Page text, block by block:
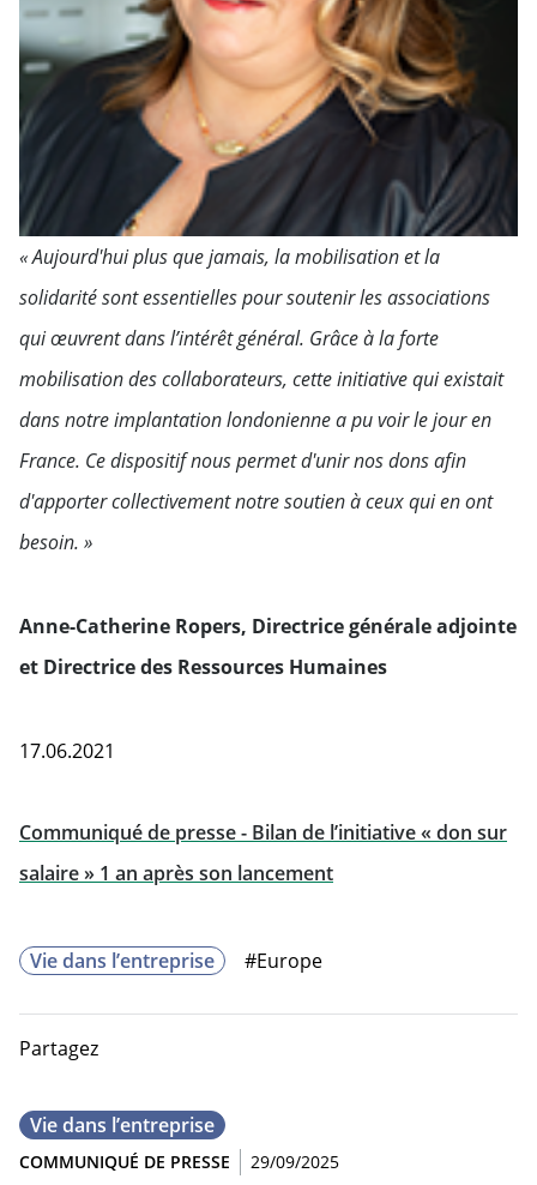
« Aujourd'hui plus que jamais, la mobilisation et la
solidarité sont essentielles pour soutenir les associations
qui œuvrent dans l’intérêt général. Grâce à la forte
mobilisation des collaborateurs, cette initiative qui existait
dans notre implantation londonienne a pu voir le jour en
France. Ce dispositif nous permet d'unir nos dons afin
d'apporter collectivement notre soutien à ceux qui en ont
besoin. »
Anne-Catherine Ropers, Directrice générale adjointe
et Directrice des Ressources Humaines
17.06.2021
Communiqué de presse - Bilan de l’initiative « don sur
salaire » 1 an après son lancement
Will open in a new tab
Vie dans l’entreprise #Europe
Partagez
Vie dans l’entreprise
COMMUNIQUÉ DE PRESSE 29/09/2025